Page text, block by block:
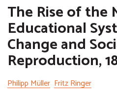
The Rise of the
Educational
Change and
Reproduction,
Philipp Müller Fritz Ringer